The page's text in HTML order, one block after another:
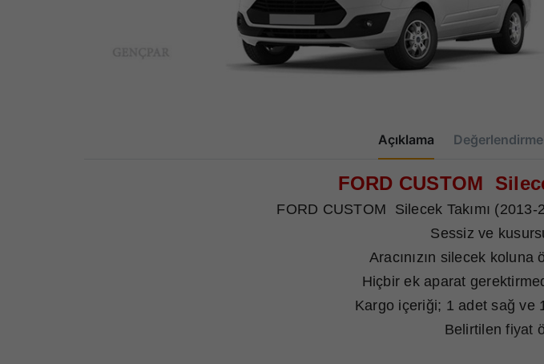
Açıklama
FORD CUSTOM
FORD CUSTOM Silecek Takımı
Sessiz ve
Aracınızın silecek koluna
Hiçbir ek aparat
Kargo içeriği; 1 adet sağ ve
Belirtilen fiyat